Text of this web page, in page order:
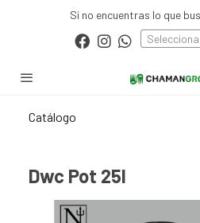
Si no encuentras lo que
Catálogo
Dwc Pot 25l